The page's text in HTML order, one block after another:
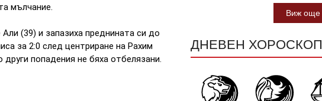
мълчание.
(39) и запазиха преднината си до
за 2:0 след центриране на Рахим
попадения не бяха отбелязани.
Виж още
ДНЕВЕН ХОРОСКОП